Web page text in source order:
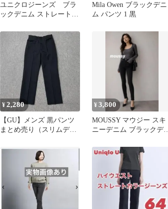
ユニクロジーンズ ブラ
ックデニム ストレートシ
Mila Owen ブラックデニ
ム パンツ 1 黒
¥2,280
【GU】メンズ 黒パンツ
まとめ売り（スリムデニ
ラックス）
¥3,800
MOUSSY マウジー スキ
ニーデニム ブラックデニ